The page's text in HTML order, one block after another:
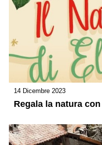
14 Dicembre 2023
Regala la natura